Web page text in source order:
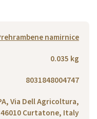
namirnice
0.035 kg
8031848004747
Via Dell Agricoltura,
Curtatone, Italy